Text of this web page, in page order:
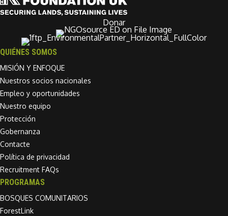
Donar
QUIÉNES SOMOS
MISIÓN Y ENFOQUE
Nuestros socios nacionales
Empleo y oportunidades
Nuestro equipo
Protección
Gobernanza
Contacte
Política de privacidad
Recruitment FAQs
PROGRAMAS
BOSQUES COMUNITARIOS
ForestLink